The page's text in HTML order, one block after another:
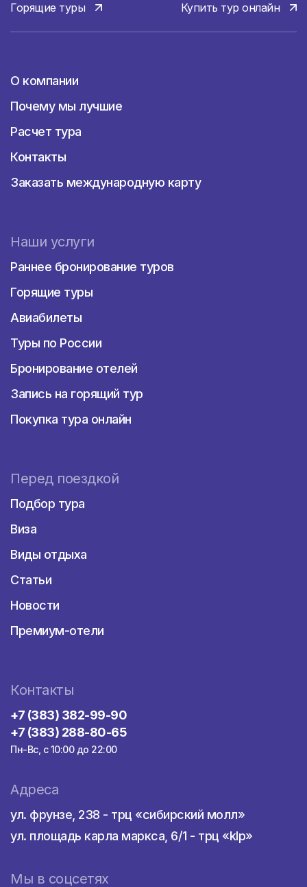
Горящие туры Купить тур онлайн
О компании
Почему мы лучшие
Расчет тура
Контакты
Заказать международную карту
Наши услуги
Раннее бронирование туров
Горящие туры
Авиабилеты
Туры по России
Бронирование отелей
Запись на горящий тур
Покупка тура онлайн
Перед поездкой
Подбор тура
Виза
Виды отдыха
Статьи
Новости
Премиум-отели
Контакты
+7 (383) 382-99-90
+7 (383) 288-80-65
Пн-Вс, с 10:00 до 22:00
Адреса
ул. фрунзе, 238 - трц «сибирский молл»
ул. площадь карла маркса, 6/1 - трц «klp»
Мы в соцсетях